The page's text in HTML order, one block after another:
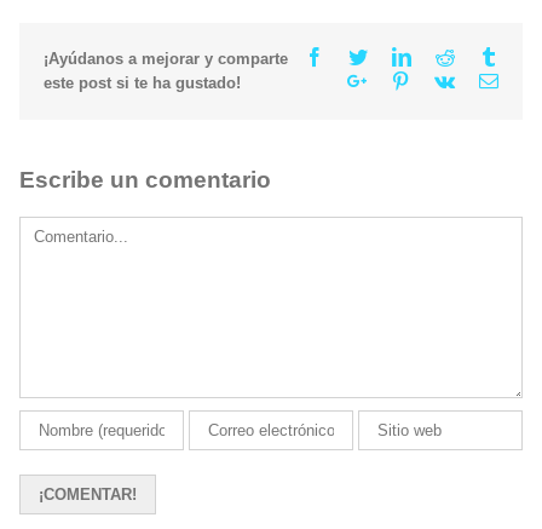
¡Ayúdanos a mejorar y comparte
este post si te ha gustado!
Facebook
TwitterLinkedinReddit
Google+Pinterest
Vk Email
Escribe un comentario
Comment